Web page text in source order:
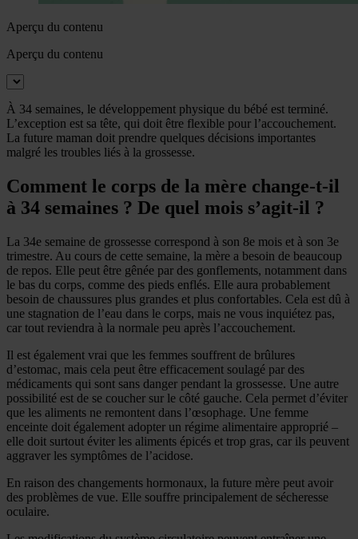
Aperçu du contenu
Aperçu du contenu
À 34 semaines, le développement physique du bébé est terminé.
L’exception est sa tête, qui doit être flexible pour l’accouchement.
La future maman doit prendre quelques décisions importantes
malgré les troubles liés à la grossesse.
Comment le corps de la mère change-t-il
à 34 semaines ? De quel mois s’agit-il ?
La 34e semaine de grossesse correspond à son 8e mois et à son 3e
trimestre. Au cours de cette semaine, la mère a besoin de beaucoup
de repos. Elle peut être gênée par des gonflements, notamment dans
le bas du corps, comme des pieds enflés. Elle aura probablement
besoin de chaussures plus grandes et plus confortables. Cela est dû à
une stagnation de l’eau dans le corps, mais ne vous inquiétez pas,
car tout reviendra à la normale peu après l’accouchement.
Il est également vrai que les femmes souffrent de brûlures
d’estomac, mais cela peut être efficacement soulagé par des
médicaments qui sont sans danger pendant la grossesse. Une autre
possibilité est de se coucher sur le côté gauche. Cela permet d’éviter
que les aliments ne remontent dans l’œsophage. Une femme
enceinte doit également adopter un régime alimentaire approprié –
elle doit surtout éviter les aliments épicés et trop gras, car ils peuvent
aggraver les symptômes de l’acidose.
En raison des changements hormonaux, la future mère peut avoir
des problèmes de vue. Elle souffre principalement de sécheresse
oculaire.